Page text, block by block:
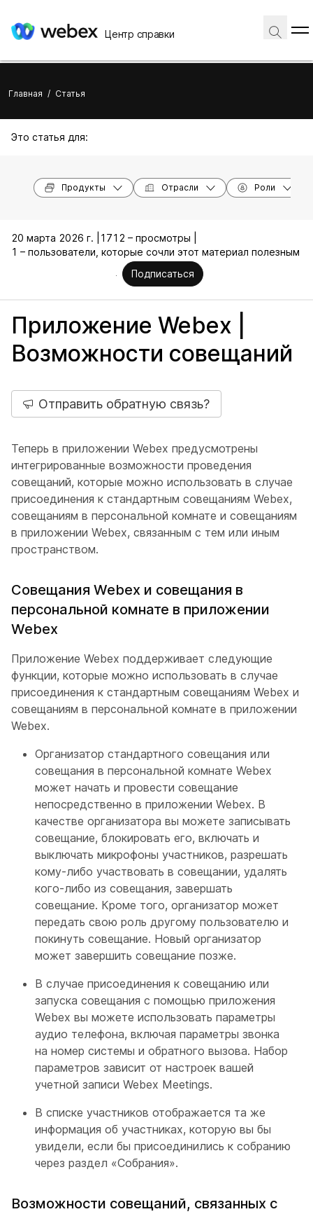
Центр справки
Главная / Статья
Это статья для:
Продукты Отрасли Роли
20 марта 2026 г. |
1712 – просмотры |
1 – пользователи, которые сочли этот материал полезным
Подписаться
Приложение Webex |
Возможности совещаний
Отправить обратную связь?
Теперь в приложении Webex предусмотрены
интегрированные возможности проведения
совещаний, которые можно использовать в случае
присоединения к стандартным совещаниям Webex,
совещаниям в персональной комнате и совещаниям
в приложении Webex, связанным с тем или иным
пространством.
Совещания Webex и совещания в
персональной комнате в приложении
Webex
Приложение Webex поддерживает следующие
функции, которые можно использовать в случае
присоединения к стандартным совещаниям Webex и
совещаниям в персональной комнате в приложении
Webex.
Организатор стандартного совещания или
совещания в персональной комнате Webex
может начать и провести совещание
непосредственно в приложении Webex. В
качестве организатора вы можете записывать
совещание, блокировать его, включать и
выключать микрофоны участников, разрешать
кому-либо участвовать в совещании, удалять
кого-либо из совещания, завершать
совещание. Кроме того, организатор может
передать свою роль другому пользователю и
покинуть совещание. Новый организатор
может завершить совещание позже.
В случае присоединения к совещанию или
запуска совещания с помощью приложения
Webex вы можете использовать параметры
аудио телефона, включая параметры звонка
на номер системы и обратного вызова. Набор
параметров зависит от настроек вашей
учетной записи Webex Meetings.
В списке участников отображается та же
информация об участниках, которую вы бы
увидели, если бы присоединились к собранию
через раздел «Собрания».
Возможности совещаний, связанных с